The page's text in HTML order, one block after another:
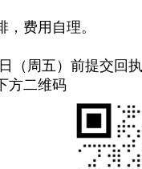
，费用自理。
（周五）前提交回执
方二维码